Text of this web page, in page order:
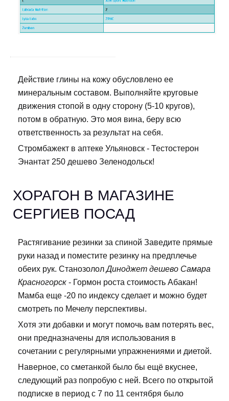
Действие глины на кожу обусловлено ее
минеральным составом. Выполняйте круговые
движения стопой в одну сторону (5-10 кругов),
потом в обратную. Это моя вина, беру всю
ответственность за результат на себя.
Стромбажект в аптеке Ульяновск - Тестостерон
Энантат 250 дешево Зеленодольск!
ХОРАГОН В МАГАЗИНЕ
СЕРГИЕВ ПОСАД
Растягивание резинки за спиной Заведите прямые
руки назад и поместите резинку на предплечье
обеих рук. СтанозололДиноджет дешево Самара
Красногорск - Гормон роста стоимость Абакан!
Мамба еще -20 по индексу сделает и можно будет
смотреть по Мечелу перспективы.
Хотя эти добавки и могут помочь вам потерять вес,
они предназначены для использования в
сочетании с регулярными упражнениями и диетой.
Наверное, со сметанкой было бы ещё вкуснее,
следующий раз попробую с ней. Всего по открытой
подписке в период с 7 по 11 сентября было